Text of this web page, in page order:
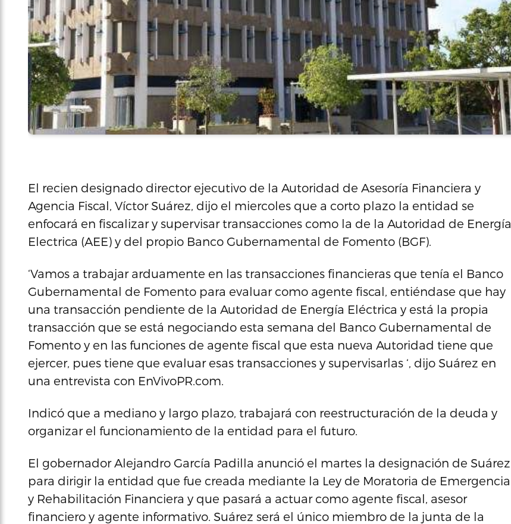
El recien designado director ejecutivo de la Autoridad de Asesoría Financiera y
Agencia Fiscal, Víctor Suárez, dijo el miercoles que a corto plazo la entidad se
enfocará en fiscalizar y supervisar transacciones como la de la Autoridad de Energía
Electrica (AEE) y del propio Banco Gubernamental de Fomento (BGF).
‘Vamos a trabajar arduamente en las transacciones financieras que tenía el Banco
Gubernamental de Fomento para evaluar como agente fiscal, entiéndase que hay
una transacción pendiente de la Autoridad de Energía Eléctrica y está la propia
transacción que se está negociando esta semana del Banco Gubernamental de
Fomento y en las funciones de agente fiscal que esta nueva Autoridad tiene que
ejercer, pues tiene que evaluar esas transacciones y supervisarlas ‘, dijo Suárez en
una entrevista con EnVivoPR.com.
Indicó que a mediano y largo plazo, trabajará con reestructuración de la deuda y
organizar el funcionamiento de la entidad para el futuro.
El gobernador Alejandro García Padilla anunció el martes la designación de Suárez
para dirigir la entidad que fue creada mediante la Ley de Moratoria de Emergencia
y Rehabilitación Financiera y que pasará a actuar como agente fiscal, asesor
financiero y agente informativo. Suárez será el único miembro de la junta de la